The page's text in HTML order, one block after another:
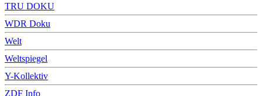
TRU DOKU
WDR Doku
Welt
Weltspiegel
Y-Kollektiv
ZDF Info